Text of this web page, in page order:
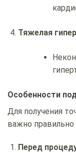
Тяжелая
Особенности
Для получения
важно правильно
Перед